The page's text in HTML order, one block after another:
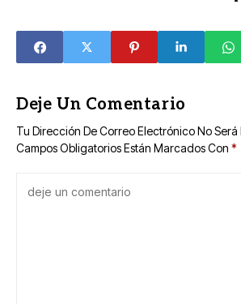
sostenible en
Yucatán
Deje Un Comentario
Tu Dirección De Correo Electrónico No
Campos Obligatorios Están Marcados Con *